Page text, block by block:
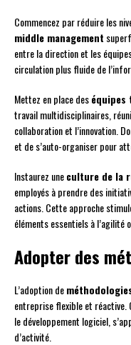
Commencez par réduire les
middle management
entre la direction et les
circulation plus fluide de
Mettez en place deséquipes
travail multidisciplinaires,
collaboration et l’innovation.
et de s’auto-organiser pour
Instaurez uneculture de la
employés à prendre des
actions. Cette approche
éléments essentiels à l’agilité
Adopter des
L’adoption de
entreprise flexible et réactive.
le développement logiciel,
d’activité.